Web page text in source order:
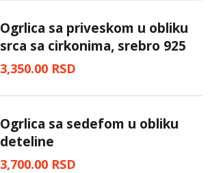
Ogrlica sa priveskom u obliku
srca sa cirkonima, srebro 925
3,350.00 RSD
Ogrlica sa sedefom u obliku
deteline
3,700.00 RSD